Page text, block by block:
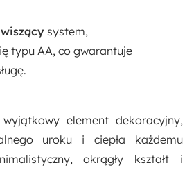
wiszący system,
typu AA, co gwarantuje
element dekoracyjny,
uroku i ciepła każdemu
okrągły kształt i